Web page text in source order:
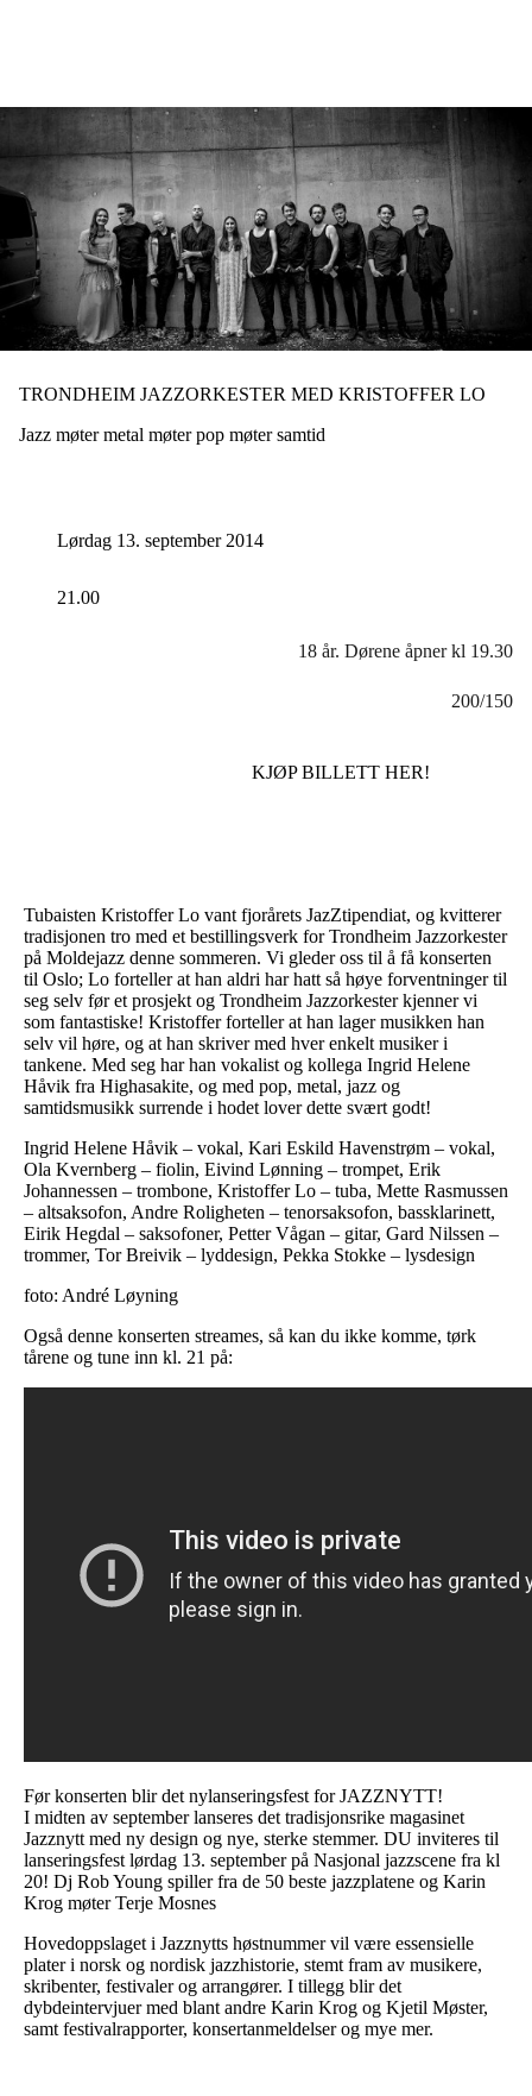
TRONDHEIM JAZZORKESTER MED KRISTOFFER LO
Jazz møter metal møter pop møter samtid
Lørdag 13. september 2014
21.00
18 år. Dørene åpner kl 19.30
200/150
KJØP BILLETT HER!
Tubaisten Kristoffer Lo vant fjorårets JazZtipendiat, og kvitterer
tradisjonen tro med et bestillingsverk for Trondheim Jazzorkester
på Moldejazz denne sommeren. Vi gleder oss til å få konserten
til Oslo; Lo forteller at han aldri har hatt så høye forventninger til
seg selv før et prosjekt og Trondheim Jazzorkester kjenner vi
som fantastiske! Kristoffer forteller at han lager musikken han
selv vil høre, og at han skriver med hver enkelt musiker i
tankene. Med seg har han vokalist og kollega Ingrid Helene
Håvik fra Highasakite, og med pop, metal, jazz og
samtidsmusikk surrende i hodet lover dette svært godt!
Ingrid Helene Håvik – vokal, Kari Eskild Havenstrøm – vokal,
Ola Kvernberg – fiolin, Eivind Lønning – trompet, Erik
Johannessen – trombone, Kristoffer Lo – tuba, Mette Rasmussen
– altsaksofon, Andre Roligheten – tenorsaksofon, bassklarinett,
Eirik Hegdal – saksofoner, Petter Vågan – gitar, Gard Nilssen –
trommer, Tor Breivik – lyddesign, Pekka Stokke – lysdesign
foto: André Løyning
Også denne konserten streames, så kan du ikke komme, tørk
tårene og tune inn kl. 21 på:
Før konserten blir det nylanseringsfest for JAZZNYTT!
I midten av september lanseres det tradisjonsrike magasinet
Jazznytt med ny design og nye, sterke stemmer. DU inviteres til
lanseringsfest lørdag 13. september på Nasjonal jazzscene fra kl
20! Dj Rob Young spiller fra de 50 beste jazzplatene og Karin
Krog møter Terje Mosnes
Hovedoppslaget i Jazznytts høstnummer vil være essensielle
plater i norsk og nordisk jazzhistorie, stemt fram av musikere,
skribenter, festivaler og arrangører. I tillegg blir det
dybdeintervjuer med blant andre Karin Krog og Kjetil Møster,
samt festivalrapporter, konsertanmeldelser og mye mer.